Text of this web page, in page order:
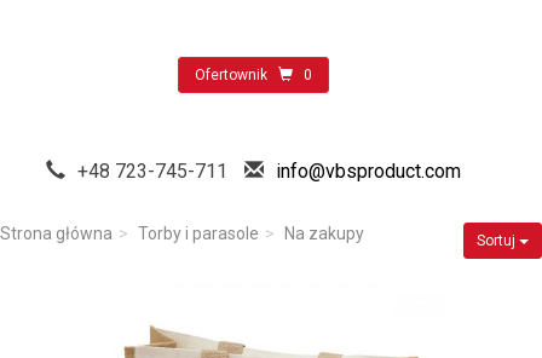
Ofertownik 0
+48 723-745-711 info@vbsproduct.com
Strona główna Torby i parasole Na zakupy Sortuj